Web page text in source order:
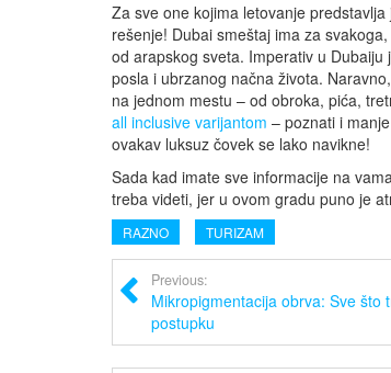
Za sve one kojima letovanje
rešenje! Dubai smeštaj ima za
od arapskog sveta. Imperativ u
posla i ubrzanog načna života.
na jednom mestu – od obroka, pića,
all inclusive varijantom – poznati i
ovakav luksuz čovek se lako navikne!
Sada kad imate sve informacije na
treba videti, jer u ovom gradu puno je
RAZNO TURIZAM
Previous:
Mikropigmentacija obrva: Sve što
postupku